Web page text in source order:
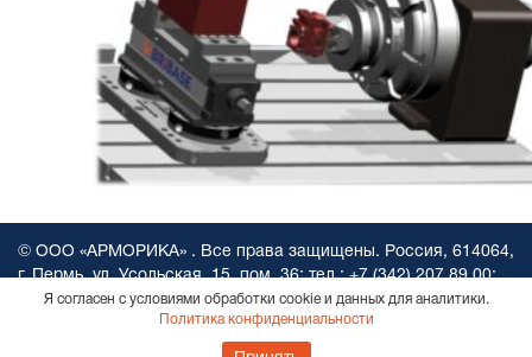
Я согласен с условиями обработки cookie и данных для аналитики.
Политика конфиденциальности
© ООО «АРМОРИКА» . Все права защищены. Россия, 614064,
г. Пермь, ул. Усольская, 15, пом. 36; тел.:+7 (342) 207 89 00;
e-mail:Info@armorika.ru Согласие на обработку персональных